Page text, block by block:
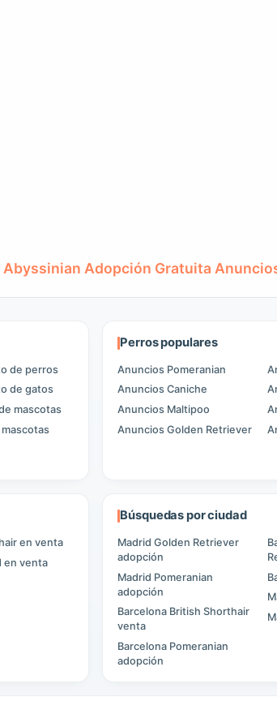
Adopción Gratuita
de perros
de gatos
mascotas
Perros populares
Anuncios Pomeranian
Anuncios Caniche
Anuncios Maltipoo
Anuncios Golden Retriever
en venta
en venta
Búsquedas por ciudad
Madrid Golden Retriever
adopción
Madrid Pomeranian
adopción
Barcelona British Shorthair
venta
Barcelona Pomeranian
adopción